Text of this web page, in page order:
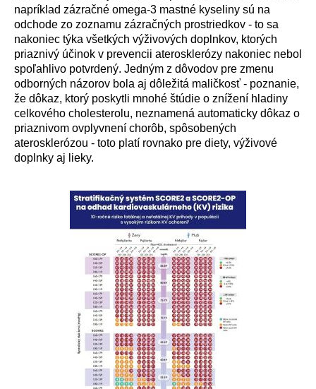
napríklad zázračné omega-3 mastné kyseliny sú na
odchode zo zoznamu zázračných prostriedkov - to sa
nakoniec týka všetkých výživových doplnkov, ktorých
priaznivý účinok v prevencii aterosklerózy nakoniec nebol
spoľahlivo potvrdený. Jedným z dôvodov pre zmenu
odborných názorov bola aj dôležitá maličkosť - poznanie,
že dôkaz, ktorý poskytli mnohé štúdie o znížení hladiny
celkového cholesterolu, neznamená automaticky dôkaz o
priaznivom ovplyvnení chorôb, spôsobených
aterosklerózou - toto platí rovnako pre diety, výživové
doplnky aj lieky.